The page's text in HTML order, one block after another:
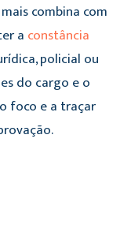
combina com
a constância
policial ou
do cargo e o
foco e a traçar